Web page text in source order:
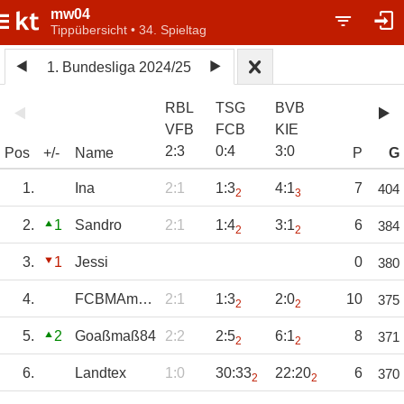
mw04
Tippübersicht • 34. Spieltag
1. Bundesliga 2024/25
Pos +/- Name
RBL
VFB
2:3
TSG
FCB
0:4
BVB
KIE
3:0 P G
1. Ina 2:1 1:32 4:13 7 404
2. 1 Sandro 2:1 1:42 3:12 6 384
3. 1 Jessi 0 380
4. FCBMAmateure 2:1 1:32 2:02 10 375
5. 2 Goaßmaß84 2:2 2:52 6:12 8 371
6. Landtex 1:0 30:332 22:202 6 370